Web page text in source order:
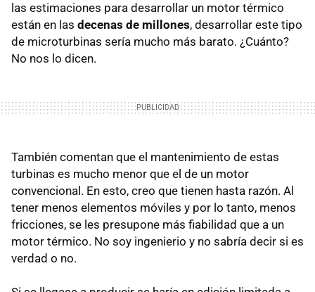
las estimaciones para desarrollar un motor térmico
están en las decenas de millones, desarrollar este tipo
de microturbinas sería mucho más barato. ¿Cuánto?
No nos lo dicen.
También comentan que el mantenimiento de estas
turbinas es mucho menor que el de un motor
convencional. En esto, creo que tienen hasta razón. Al
tener menos elementos móviles y por lo tanto, menos
fricciones, se les presupone más fiabilidad que a un
motor térmico. No soy ingenierio y no sabría decir si es
verdad o no.